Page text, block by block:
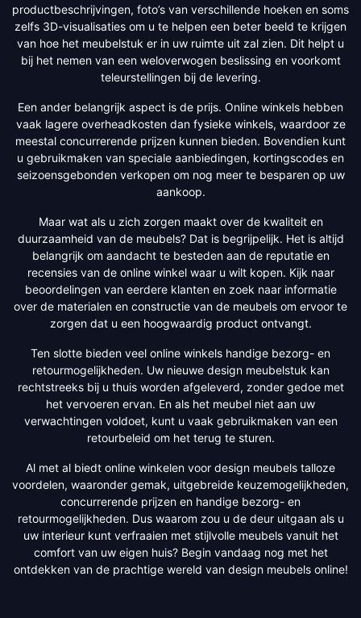
productbeschrijvingen, foto’s van verschillende hoeken en soms
zelfs 3D-visualisaties om u te helpen een beter beeld te krijgen
van hoe het meubelstuk er in uw ruimte uit zal zien. Dit helpt u
bij het nemen van een weloverwogen beslissing en voorkomt
teleurstellingen bij de levering.
Een ander belangrijk aspect is de prijs. Online winkels hebben
vaak lagere overheadkosten dan fysieke winkels, waardoor ze
meestal concurrerende prijzen kunnen bieden. Bovendien kunt
u gebruikmaken van speciale aanbiedingen, kortingscodes en
seizoensgebonden verkopen om nog meer te besparen op uw
aankoop.
Maar wat als u zich zorgen maakt over de kwaliteit en
duurzaamheid van de meubels? Dat is begrijpelijk. Het is altijd
belangrijk om aandacht te besteden aan de reputatie en
recensies van de online winkel waar u wilt kopen. Kijk naar
beoordelingen van eerdere klanten en zoek naar informatie
over de materialen en constructie van de meubels om ervoor te
zorgen dat u een hoogwaardig product ontvangt.
Ten slotte bieden veel online winkels handige bezorg- en
retourmogelijkheden. Uw nieuwe design meubelstuk kan
rechtstreeks bij u thuis worden afgeleverd, zonder gedoe met
het vervoeren ervan. En als het meubel niet aan uw
verwachtingen voldoet, kunt u vaak gebruikmaken van een
retourbeleid om het terug te sturen.
Al met al biedt online winkelen voor design meubels talloze
voordelen, waaronder gemak, uitgebreide keuzemogelijkheden,
concurrerende prijzen en handige bezorg- en
retourmogelijkheden. Dus waarom zou u de deur uitgaan als u
uw interieur kunt verfraaien met stijlvolle meubels vanuit het
comfort van uw eigen huis? Begin vandaag nog met het
ontdekken van de prachtige wereld van design meubels online!